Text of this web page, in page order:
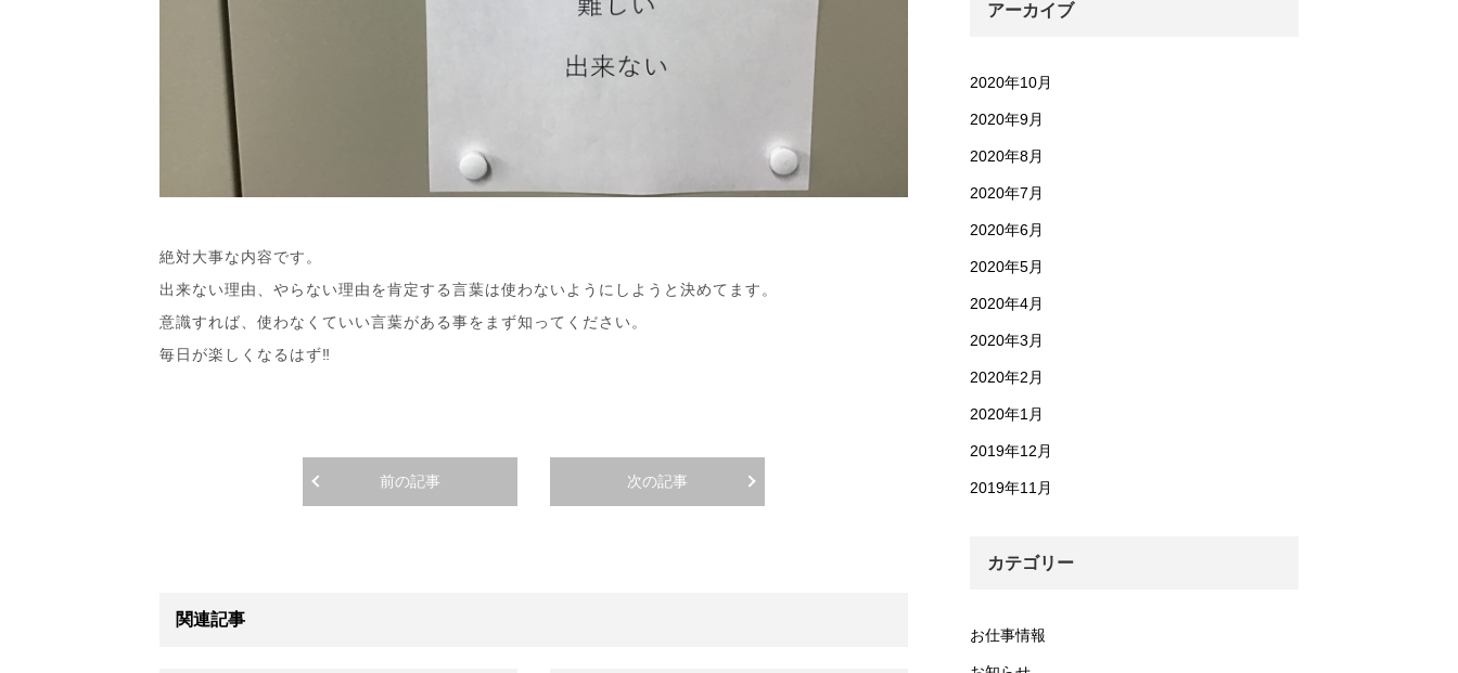
絶対大事な内容です。
出来ない理由、やらない理由を肯定する言葉は使わないようにしようと決めてます。
意識すれば、使わなくていい言葉がある事をまず知ってください。
毎日が楽しくなるはず‼︎
前の記事 次の記事
関連記事
アーカイブ
2020年10月
2020年9月
2020年8月
2020年7月
2020年6月
2020年5月
2020年4月
2020年3月
2020年2月
2020年1月
2019年12月
2019年11月
カテゴリー
お仕事情報